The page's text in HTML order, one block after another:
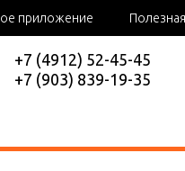
приложение
+7 (4912) 52-45-45
+7 (903) 839-19-35